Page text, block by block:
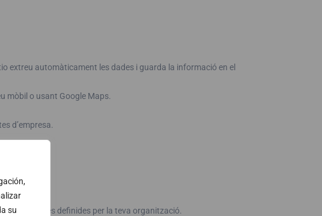
su
extreu automàticament les dades i guarda la informació en el
mòbil o usant Google Maps.
d’empresa.
categories definides per la teva organització.